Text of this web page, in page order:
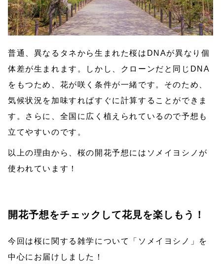
普通、異なるタネから生まれた桜はDNAが異なり個
体差が生まれます。しかし、クローンだと同じDNA
をもつため、花が咲く条件が一緒です。そのため、
気候状況を加味すればすぐに計算することができま
す。さらに、全国に広く植えられているので予想も
立てやすいのです。
以上の理由から、桜の開花予想にはソメイヨシノが
使われています！
開花予想をチェックして花見を楽しもう！
今回は桜に関する雑学について「ソメイヨシノ」を
中心にお届けしました！